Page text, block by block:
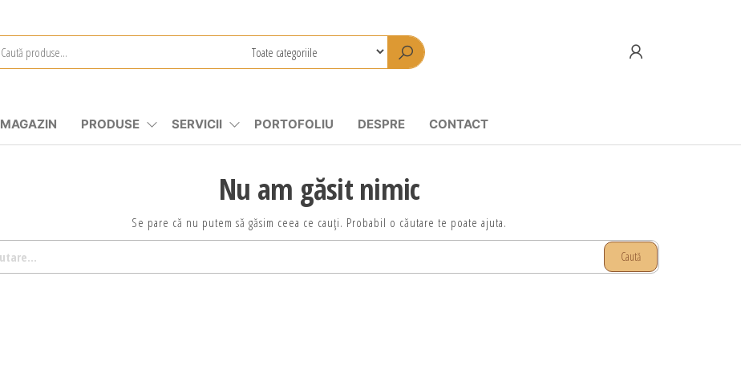
MAGAZIN PRODUSE SERVICII PORTOFOLIU DESPRE CONTACT
Nu am găsit nimic
Se pare că nu putem să găsim ceea ce cauți. Probabil o căutare te poate ajuta.